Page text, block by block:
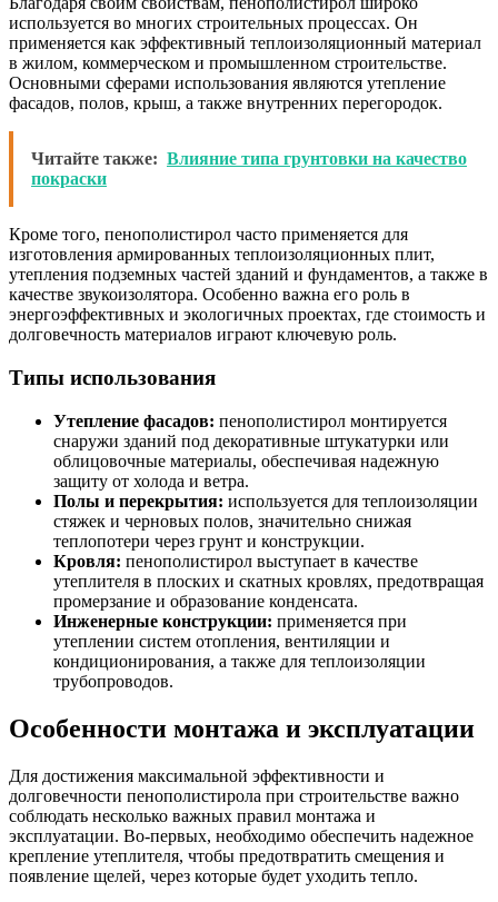
используется во многих строительных процессах. Он
применяется как эффективный теплоизоляционный материал
в жилом, коммерческом и промышленном строительстве.
Основными сферами использования являются утепление
фасадов, полов, крыш, а также внутренних перегородок.
Читайте также: Влияние типа грунтовки на качество
покраски
Кроме того, пенополистирол часто применяется для
изготовления армированных теплоизоляционных плит,
утепления подземных частей зданий и фундаментов, а также в
качестве звукоизолятора. Особенно важна его роль в
энергоэффективных и экологичных проектах, где стоимость и
долговечность материалов играют ключевую роль.
Типы использования
Утепление фасадов: пенополистирол монтируется
снаружи зданий под декоративные штукатурки или
облицовочные материалы, обеспечивая надежную
защиту от холода и ветра.
Полы и перекрытия: используется для теплоизоляции
стяжек и черновых полов, значительно снижая
теплопотери через грунт и конструкции.
Кровля: пенополистирол выступает в качестве
утеплителя в плоских и скатных кровлях, предотвращая
промерзание и образование конденсата.
Инженерные конструкции: применяется при
утеплении систем отопления, вентиляции и
кондиционирования, а также для теплоизоляции
трубопроводов.
Особенности монтажа и эксплуатации
Для достижения максимальной эффективности и
долговечности пенополистирола при строительстве важно
соблюдать несколько важных правил монтажа и
эксплуатации. Во-первых, необходимо обеспечить надежное
крепление утеплителя, чтобы предотвратить смещения и
появление щелей, через которые будет уходить тепло.